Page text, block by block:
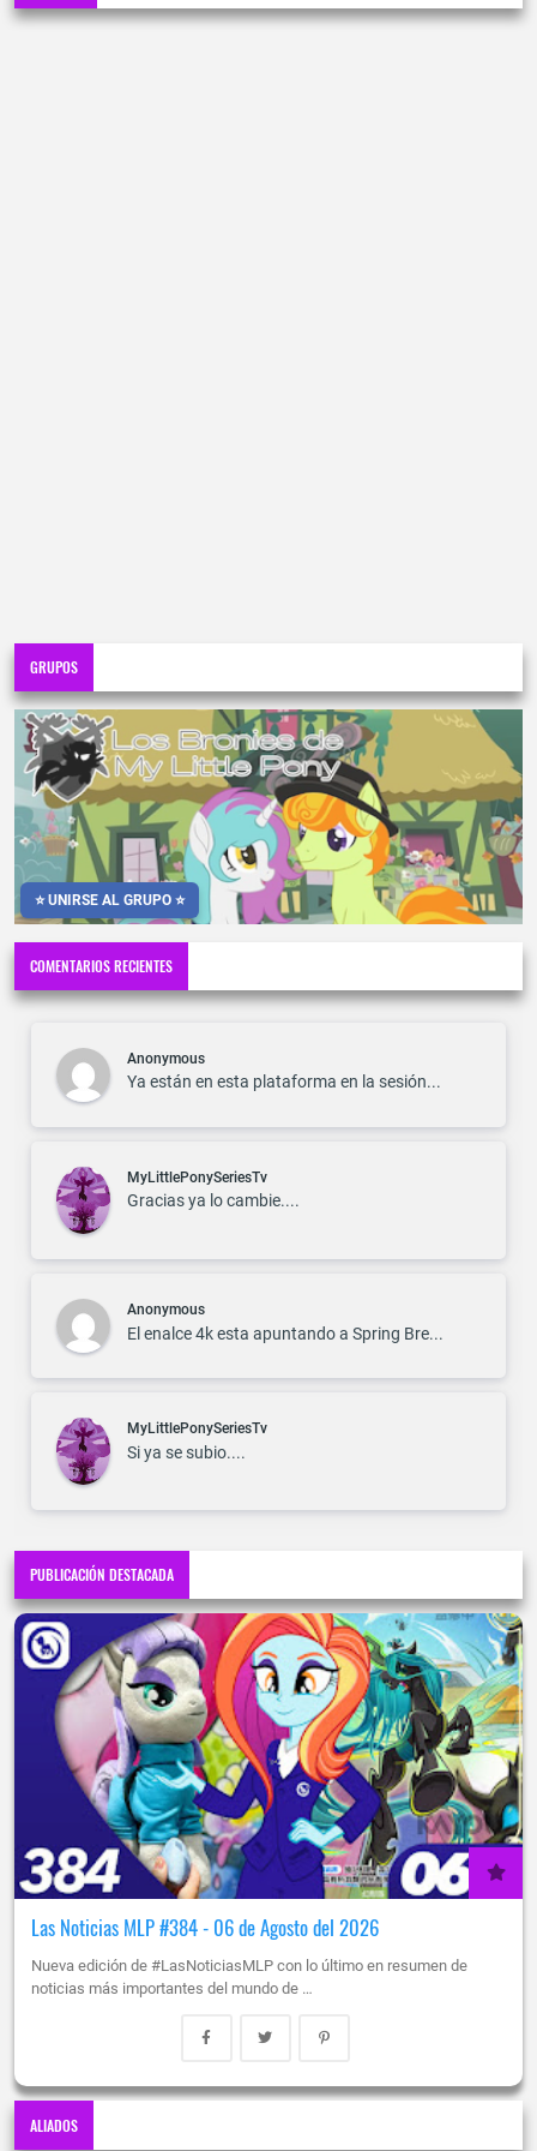
GRUPOS
⭐ UNIRSE AL GRUPO ⭐
COMENTARIOS RECIENTES
Anonymous
Ya están en esta plataforma en la sesión...
MyLittlePonySeriesTv
Gracias ya lo cambie....
Anonymous
El enalce 4k esta apuntando a Spring Bre...
MyLittlePonySeriesTv
Si ya se subio....
PUBLICACIÓN DESTACADA
Las Noticias MLP #384 - 06 de Agosto del 2026
Nueva edición de #LasNoticiasMLP con lo último en resumen de
noticias más importantes del mundo de …
ALIADOS